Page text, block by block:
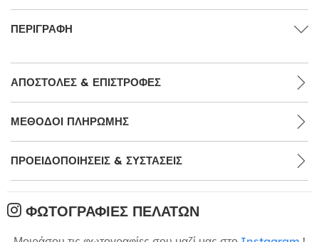
ΠΕΡΙΓΡΑΦΉ
ΑΠΟΣΤΟΛΈΣ & ΕΠΙΣΤΡΟΦΈΣ
ΜΕΘΌΔΟΙ ΠΛΗΡΩΜΉΣ
ΠΡΟΕΙΔΟΠΟΙΉΣΕΙΣ & ΣΥΣΤΆΣΕΙΣ
ΦΩΤΟΓΡΑΦΊΕΣ ΠΕΛΑΤΏΝ